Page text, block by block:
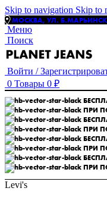
Skip to navigation Skip to
МОСКВА, УЛ.
Меню
Поиск
Войти /
0 Товары 0 ₽
ПРИ
ПРИ
ПРИ
ПРИ
Levi's